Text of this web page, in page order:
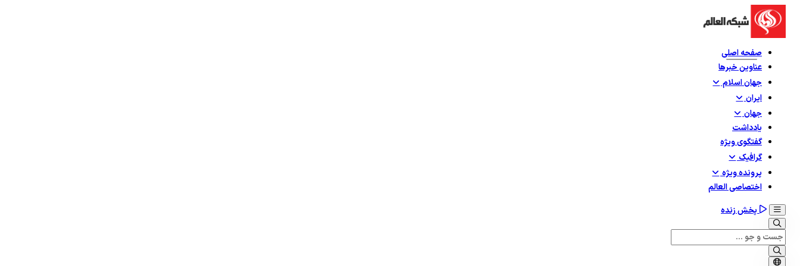
صفحه اصلی
عناوین خبرها
جهان اسلام
ایران
جهان
یادداشت
گفتگوی ویژه
گرافيک
پرونده ویژه
اختصاصی العالم
پخش زنده